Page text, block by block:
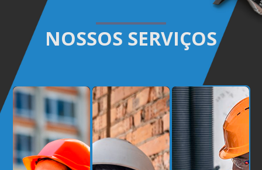
NOSSOS SERVIÇOS